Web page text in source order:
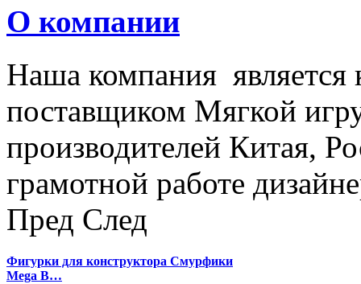
О компании
Наша компания
поставщиком Мягкой
производителей Китая,
грамотной работе
Пред След
Фигурки для конструктора Смурфики
Mega B…